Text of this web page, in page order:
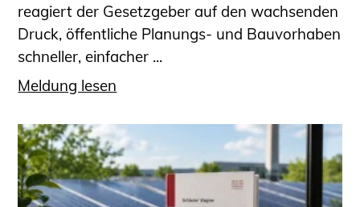
reagiert der Gesetzgeber auf den wachsenden
Druck, öffentliche Planungs- und Bauvorhaben
schneller, einfacher ...
Meldung lesen